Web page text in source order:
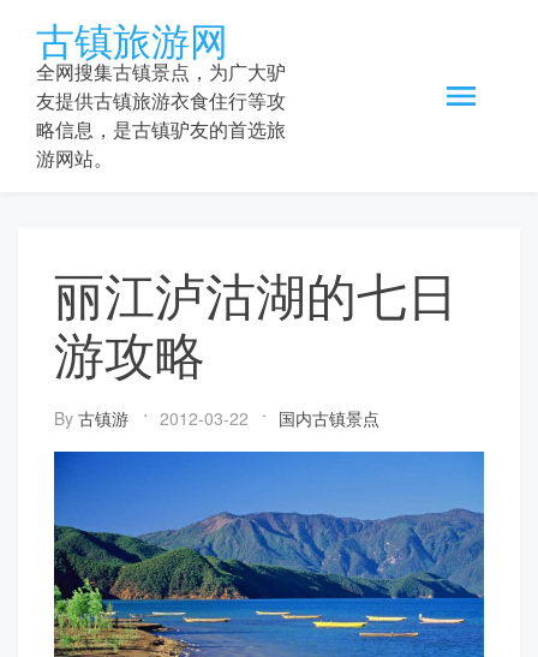
content
古镇旅游网
全网搜集古镇景点，为广大驴
友提供古镇旅游衣食住行等攻
略信息，是古镇驴友的首选旅
游网站。
丽江泸沽湖的七日
游攻略
By 古镇游 2012-03-22 国内古镇景点